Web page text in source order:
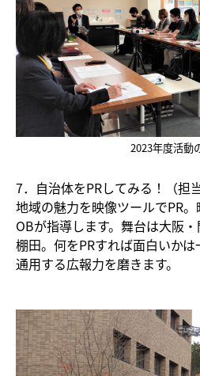
2023年度活動
7．自治体をPRしてみる！（担
地域の魅力を映像ツールでPR
OBが指導します。舞台は大阪
棚田。何をPRすれば面白いか
通用する広報力を磨きます。